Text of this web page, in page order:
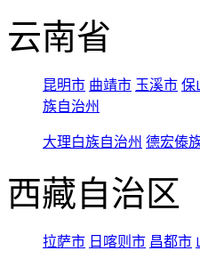
云南省
昆明市 曲靖市 玉溪市 保
族自治州
大理白族自治州 德宏傣
西藏自治区
拉萨市 日喀则市 昌都市